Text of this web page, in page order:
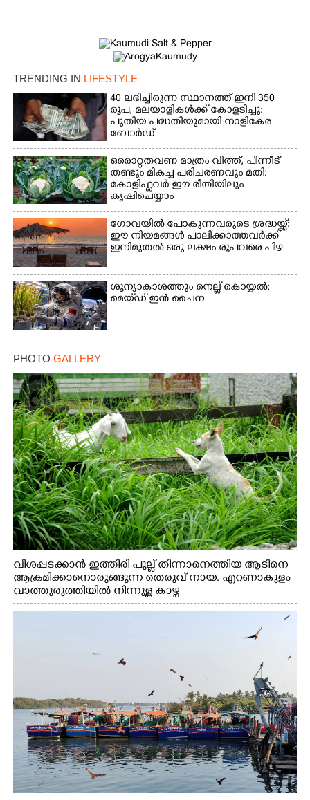
TRENDING IN LIFESTYLE
40 ലഭിച്ചിരുന്ന സ്ഥാനത്ത് ഇനി 350
രൂപ, മലയാളികൾക്ക് കോളടിച്ചു:
പുതിയ പദ്ധതിയുമായി നാളികേര
ബോർഡ്
ഒരൊറ്റതവണ മാത്രം വിത്ത്, പിന്നീട്
തണ്ടും മികച്ച പരിചരണവും മതി:
കോളിഫ്ലവർ ഈ രീതിയിലും
കൃഷിചെയ്യാം
ഗോവയിൽ പോകുന്നവരുടെ ശ്രദ്ധയ്ക്ക്:
ഈ നിയമങ്ങൾ പാലിക്കാത്തവർക്ക്
ഇനിമുതൽ ഒരു ലക്ഷം രൂപവരെ പിഴ
ശൂന്യാകാശത്തും നെല്ല് കൊയ്യൽ;
മെയ്‌ഡ് ഇൻ ചൈന
PHOTO GALLERY
വിശപ്പടക്കാൻ ഇത്തിരി പുല്ല് തിന്നാനെത്തിയ ആടിനെ
ആക്രമിക്കാനൊരുങ്ങുന്ന തെരുവ് നായ. എറണാകുളം
വാത്തുരുത്തിയിൽ നിന്നുള്ള കാഴ്ച
×
Share this link
Copy Link